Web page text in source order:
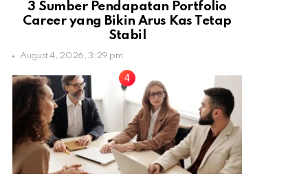
3 Sumber Pendapatan Portfolio
Career yang Bikin Arus Kas Tetap
Stabil
August 4, 2026, 3:29 pm